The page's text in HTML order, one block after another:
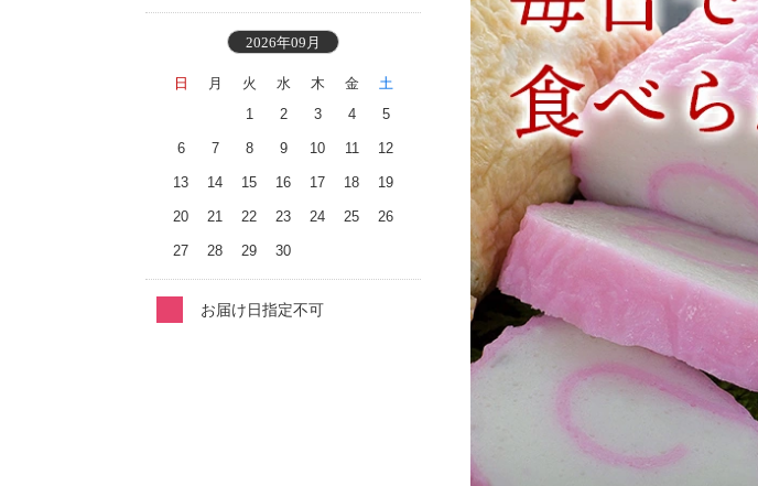
2026年09月
日 月 火 水 木 金
土
1
2 3 4 5
6 7 8 9 10 11 12
13 14 15 16 17 18 19
20 21 22 23 24 25 26
27 28 29 30
お届け日指定不可